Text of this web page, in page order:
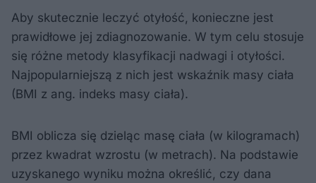
Aby skutecznie leczyć otyłość, konieczne jest
prawidłowe jej zdiagnozowanie. W tym celu stosuje
się różne metody klasyfikacji nadwagi i otyłości.
Najpopularniejszą z nich jest wskaźnik masy ciała
(BMI z ang. indeks masy ciała).
BMI oblicza się dzieląc masę ciała (w kilogramach)
przez kwadrat wzrostu (w metrach). Na podstawie
uzyskanego wyniku można określić, czy dana